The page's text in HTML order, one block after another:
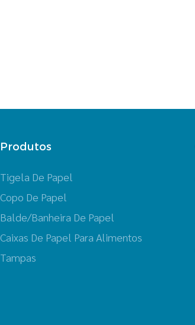
Produtos
Tigela De Papel
Copo De Papel
Balde/Banheira De Papel
Caixas De Papel Para Alimentos
Tampas